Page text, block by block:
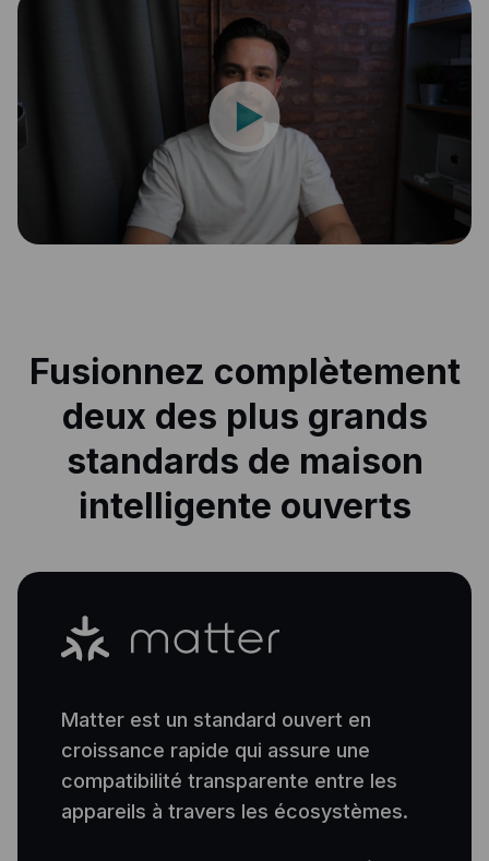
Fusionnez complètement
deux des plus grands
standards de maison
intelligente ouverts
Matter est un standard ouvert en
croissance rapide qui assure une
compatibilité transparente entre les
appareils à travers les écosystèmes.